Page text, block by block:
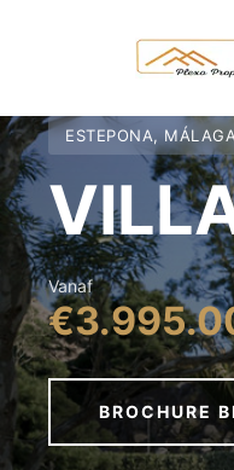
ESTEPONA, MÁLAGA
Vanaf
BROCHURE